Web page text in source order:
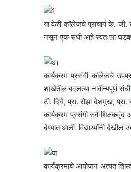
या वेळी कॉलेजचे प्राचार्य के. जी.
नसून एक संधी आहे स्वतःला
कार्यक्रम प्रसंगी कॉलेजचे
शाखेतील बदलत्या नावीन्यपूर्ण
टी. दिघे, प्रा. रोझा देशमुख, प्रा.
कार्यक्रम प्रसंगी सर्व शिक्षकवृंद
देण्यात आली. विद्यार्थ्यांनी
कार्यक्रमाचे आयोजन अत्यंत